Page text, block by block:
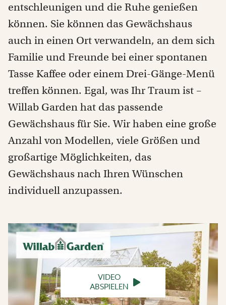
entschleunigen und die Ruhe genießen
können. Sie können das Gewächshaus
auch in einen Ort verwandeln, an dem sich
Familie und Freunde bei einer spontanen
Tasse Kaffee oder einem Drei-Gänge-Menü
treffen können. Egal, was Ihr Traum ist –
Willab Garden hat das passende
Gewächshaus für Sie. Wir haben eine große
Anzahl von Modellen, viele Größen und
großartige Möglichkeiten, das
Gewächshaus nach Ihren Wünschen
individuell anzupassen.
VIDEO
ABSPIELEN